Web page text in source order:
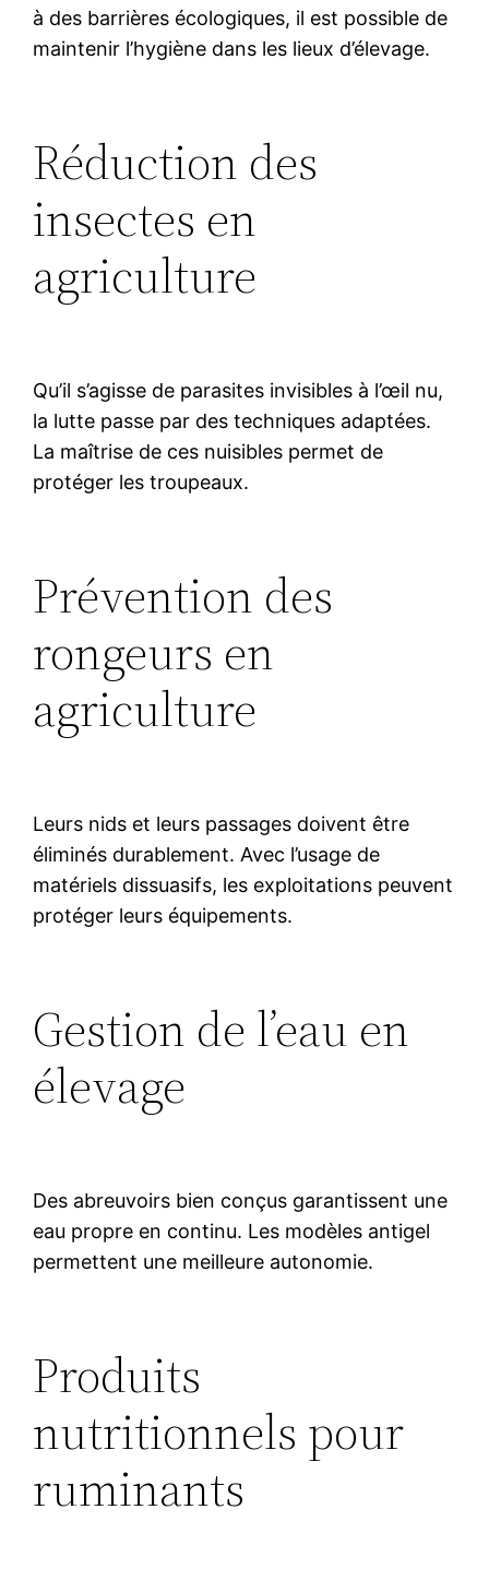
à des barrières écologiques, il est possible de
maintenir l’hygiène dans les lieux d’élevage.
Réduction des
insectes en
agriculture
Qu’il s’agisse de parasites invisibles à l’œil nu,
la lutte passe par des techniques adaptées.
La maîtrise de ces nuisibles permet de
protéger les troupeaux.
Prévention des
rongeurs en
agriculture
Leurs nids et leurs passages doivent être
éliminés durablement. Avec l’usage de
matériels dissuasifs, les exploitations peuvent
protéger leurs équipements.
Gestion de l’eau en
élevage
Des abreuvoirs bien conçus garantissent une
eau propre en continu. Les modèles antigel
permettent une meilleure autonomie.
Produits
nutritionnels pour
ruminants